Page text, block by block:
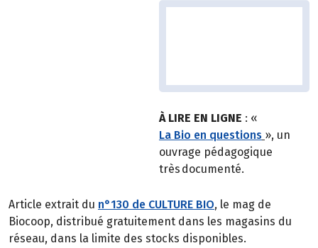
À LIRE EN LIGNE : «
La Bio en questions », un
ouvrage pédagogique
très documenté.
Article extrait du n°130 de CULTURE BIO, le mag de
Biocoop, distribué gratuitement dans les magasins du
réseau, dans la limite des stocks disponibles.